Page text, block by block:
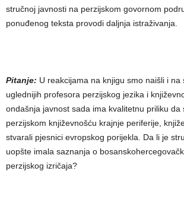
stručnoj javnosti na perzijskom govornom
ponuđenog teksta provodi daljnja istraživanja.
Pitanje: U reakcijama na knjigu smo naišli i na
uglednijih profesora perzijskog jezika i
ondašnja javnost sada ima kvalitetnu priliku da
perzijskom književnošću krajnje periferije,
stvarali pjesnici evropskog porijekla. Da li je
uopšte imala saznanja o
perzijskog izričaja?